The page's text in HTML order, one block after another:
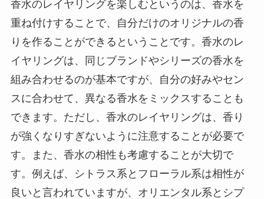
香水のレイヤリングを楽しむというのは、香水を
重ね付けすることで、自分だけのオリジナルの香
りを作ることができるということです。香水のレ
イヤリングは、同じブランドやシリーズの香水を
組み合わせるのが基本ですが、自分の好みやセン
スに合わせて、異なる香水をミックスすることも
できます。ただし、香水のレイヤリングは、香り
が強くなりすぎないように注意することが必要で
す。また、香水の相性も考慮することが大切で
す。例えば、シトラス系とフローラル系は相性が
良いと言われていますが、オリエンタル系とシプ